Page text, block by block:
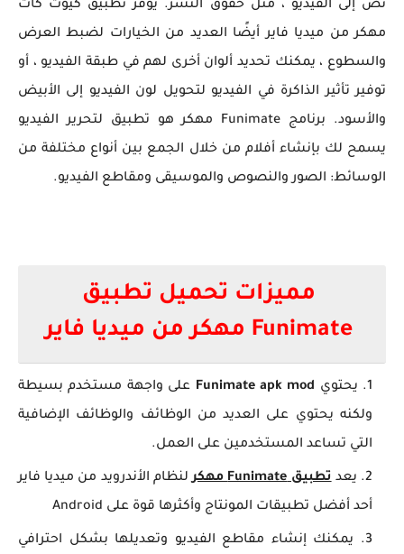
نص إلى الفيديو ، مثل حقوق النشر. يوفر تطبيق كيوت كات
مهكر من ميديا فاير أيضًا العديد من الخيارات لضبط العرض
والسطوع ، يمكنك تحديد ألوان أخرى لهم في طبقة الفيديو ، أو
توفير تأثير الذاكرة في الفيديو لتحويل لون الفيديو إلى الأبيض
والأسود. برنامج Funimate مهكر
هو تطبيق لتحرير الفيديو
يسمح لك بإنشاء أفلام من خلال الجمع بين أنواع مختلفة من
الوسائط: الصور والنصوص والموسيقى ومقاطع الفيديو.
مميزات تحميل تطبيق
Funimate مهكر من ميديا فاير
يحتوي Funimate apk mod على واجهة مستخدم بسيطة
ولكنه يحتوي على العديد من الوظائف والوظائف الإضافية
التي تساعد المستخدمين على العمل.
يعدتطبيق Funimate مهكر
لنظام الأندرويد من ميديا فاير
أحد أفضل تطبيقات المونتاج وأكثرها قوة على Android
يمكنك إنشاء مقاطع الفيديو وتعديلها بشكل احترافي